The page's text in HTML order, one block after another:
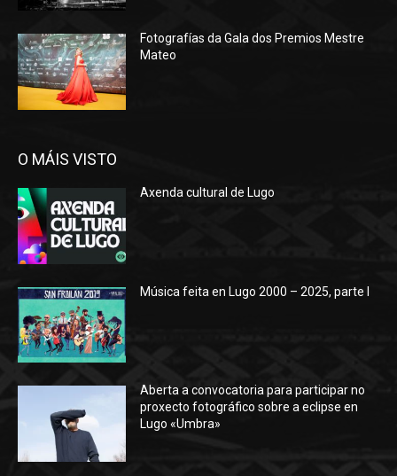
Fotografías da Gala dos Premios Mestre
Mateo
O MÁIS VISTO
Axenda cultural de Lugo
Música feita en Lugo 2000 – 2025, parte I
Aberta a convocatoria para participar no
proxecto fotográfico sobre a eclipse en
Lugo «Umbra»